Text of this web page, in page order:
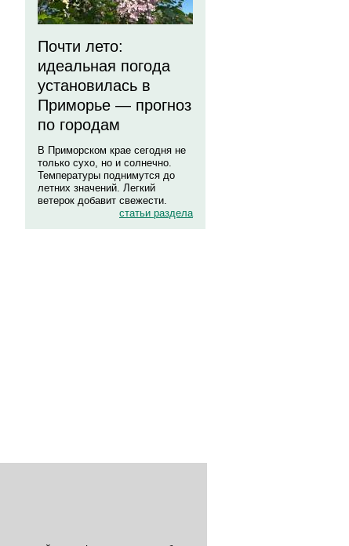
Почти лето:
идеальная погода
установилась в
Приморье — прогноз
по городам
В Приморском крае сегодня не
только сухо, но и солнечно.
Температуры поднимутся до
летних значений. Легкий
ветерок добавит свежести.
статьи раздела